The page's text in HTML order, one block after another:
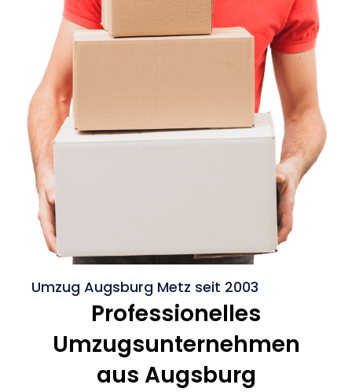
Umzug Augsburg Metz seit 2003
Professionelles
Umzugsunternehmen
aus Augsburg